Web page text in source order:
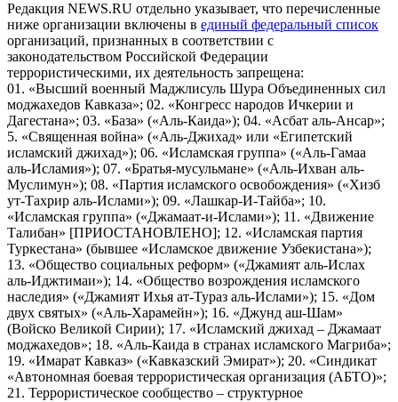
Редакция NEWS.RU отдельно указывает, что перечисленные
ниже организации включены в единый федеральный список
организаций, признанных в соответствии с
законодательством Российской Федерации
террористическими, их деятельность запрещена:
01. «Высший военный Маджлисуль Шура Объединенных сил
моджахедов Кавказа»; 02. «Конгресс народов Ичкерии и
Дагестана»; 03. «База» («Аль-Каида»); 04. «Асбат аль-Ансар»;
5. «Священная война» («Аль-Джихад» или «Египетский
исламский джихад»); 06. «Исламская группа» («Аль-Гамаа
аль-Исламия»); 07. «Братья-мусульмане» («Аль-Ихван аль-
Муслимун»); 08. «Партия исламского освобождения» («Хизб
ут-Тахрир аль-Ислами»); 09. «Лашкар-И-Тайба»; 10.
«Исламская группа» («Джамаат-и-Ислами»); 11. «Движение
Талибан» [ПРИОСТАНОВЛЕНО]; 12. «Исламская партия
Туркестана» (бывшее «Исламское движение Узбекистана»);
13. «Общество социальных реформ» («Джамият аль-Ислах
аль-Иджтимаи»); 14. «Общество возрождения исламского
наследия» («Джамият Ихья ат-Тураз аль-Ислами»); 15. «Дом
двух святых» («Аль-Харамейн»); 16. «Джунд аш-Шам»
(Войско Великой Сирии); 17. «Исламский джихад – Джамаат
моджахедов»; 18. «Аль-Каида в странах исламского Магриба»;
19. «Имарат Кавказ» («Кавказский Эмират»); 20. «Синдикат
«Автономная боевая террористическая организация (АБТО)»;
21. Террористическое сообщество – структурное